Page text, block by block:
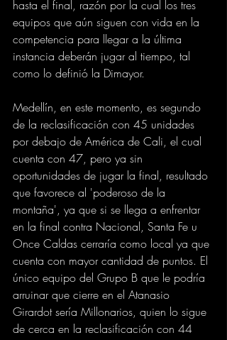
hasta el final, razón por la cual los tres
equipos que aún siguen con vida en la
competencia para llegar a la última
instancia deberán jugar al tiempo, tal
como lo definió la Dimayor.
Medellín, en este momento, es segundo
de la reclasificación con 45 unidades
por debajo de América de Cali, el cual
cuenta con 47, pero ya sin
oportunidades de jugar la final, resultado
que favorece al 'poderoso de la
montaña', ya que si se llega a enfrentar
en la final contra Nacional, Santa Fe u
Once Caldas cerraría como local ya que
cuenta con mayor cantidad de puntos. El
único equipo del Grupo B que le podría
arruinar que cierre en el Atanasio
Girardot sería Millonarios, quien lo sigue
de cerca en la reclasificación con 44